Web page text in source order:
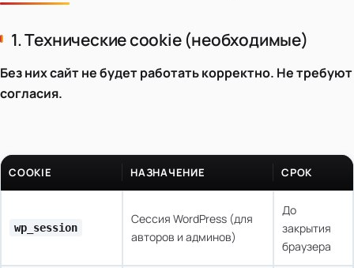
1. Технические cookie (необходимые)
Без них сайт не будет работать корректно. Не требуют
согласия.
COOKIE НАЗНАЧЕНИЕ СРОК
wp_session
Сессия WordPress (для
авторов и админов)
До
закрытия
браузера